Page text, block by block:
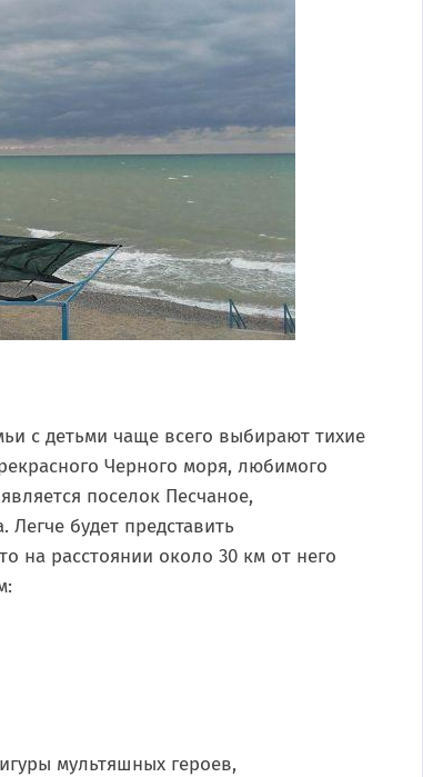
с детьми чаще всего выбирают тихие
Черного моря, любимого
поселок Песчаное,
будет представить
на расстоянии около 30 км от него
мультяшных героев,